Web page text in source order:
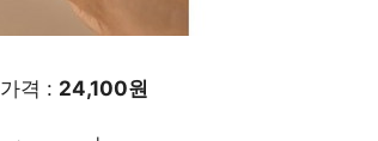
가격 : 24,100원